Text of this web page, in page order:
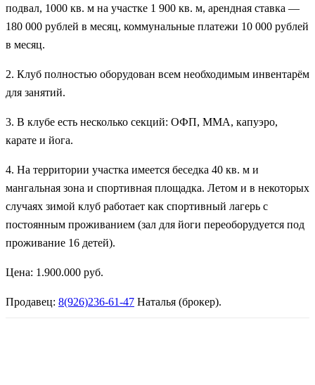
подвал, 1000 кв. м на участке 1 900 кв. м, арендная ставка —
180 000 рублей в месяц, коммунальные платежи 10 000 рублей
в месяц.
2. Клуб полностью оборудован всем необходимым инвентарём
для занятий.
3. В клубе есть несколько секций: ОФП, ММА, капуэро,
карате и йога.
4. На территории участка имеется беседка 40 кв. м и
мангальная зона и спортивная площадка. Летом и в некоторых
случаях зимой клуб работает как спортивный лагерь с
постоянным проживанием (зал для йоги переоборудуется под
проживание 16 детей).
Цена: 1.900.000 руб.
Продавец: 8(926)236-61-47 Наталья (брокер).